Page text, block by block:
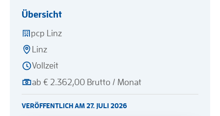
Übersicht
pcp Linz
Linz
Vollzeit
ab € 2.362,00 Brutto / Monat
VERÖFFENTLICH AM 27. JULI 2026